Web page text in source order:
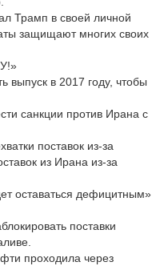
Трамп в своей личной
защищают многих своих
выпуск в 2017 году, чтобы
санкции против Ирана с
поставок из-за
из Ирана из-за
оставаться дефицитным»
поставки
проходила через